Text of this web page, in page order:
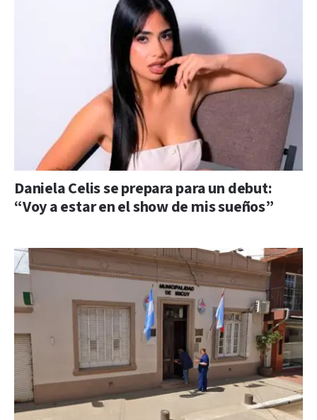
Daniela Celis se prepara para un debut:
“Voy a estar en el show de mis sueños”